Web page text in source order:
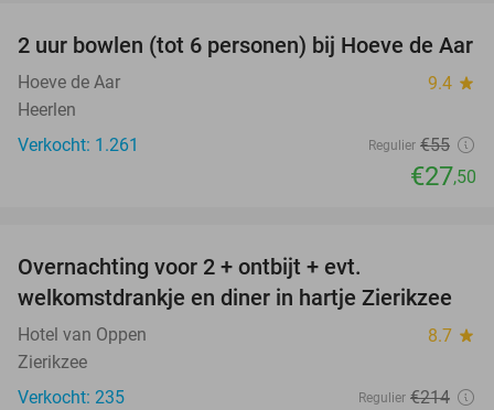
50%
2 uur bowlen (tot 6 personen) bij Hoeve de Aar
Hoeve de Aar 9.4 star
Heerlen
Verkocht: 1.261
Regulier €55
€27,50
Overnachting voor 2 + ontbijt + evt.
welkomstdrankje en diner in hartje Zierikzee
Hotel van Oppen 8.7 star
Zierikzee
Verkocht: 235
Regulier €214